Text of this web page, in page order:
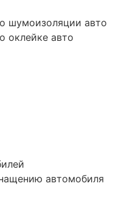
шумоизоляции авто
оклейке авто
автомобиля